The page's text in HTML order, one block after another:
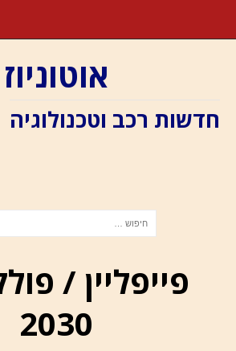
אוטוניוז
חדשות רכב וטכנולוגיה
פייפליין /
2030